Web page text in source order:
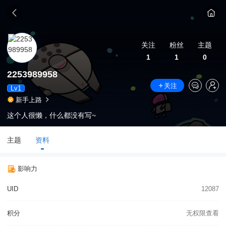
关注
1
粉丝
1
主题
0
2253989958
Lv1
关注
新手上路
这个人很懒，什么都没有写~
主题 资料
影响力
UID 12087
积分 无权限查看